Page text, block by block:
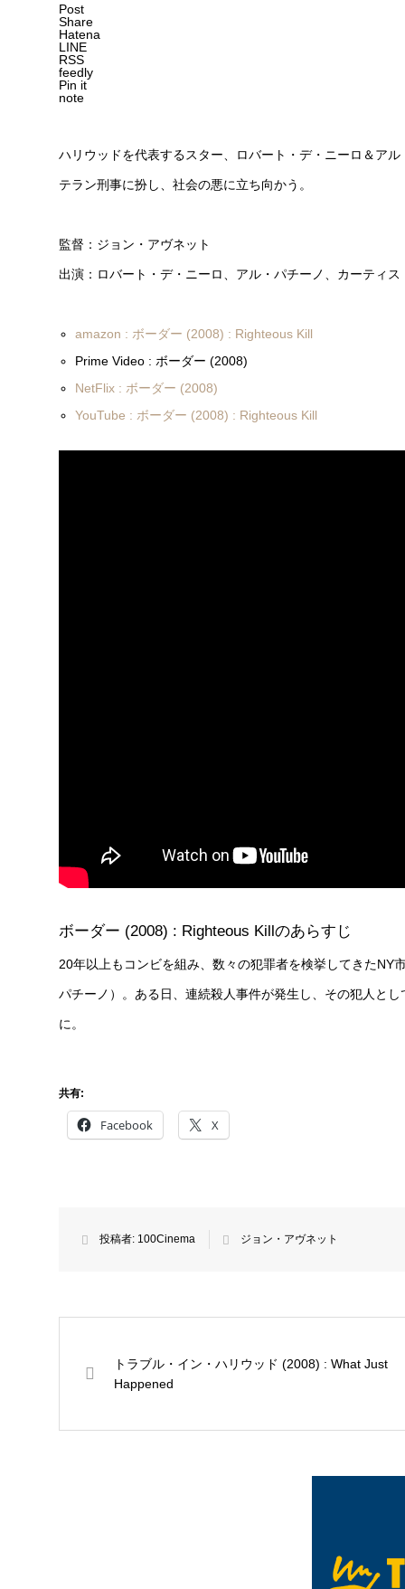
Post
Share
Hatena
LINE
RSS
feedly
Pin it
note
ハリウッドを代表するスター、ロバート・デ・ニーロ＆ア
テラン刑事に扮し、社会の悪に立ち向かう。
監督：ジョン・アヴネット
出演：ロバート・デ・ニーロ、アル・パチーノ、カーティス
amazon : ボーダー (2008) : Righteous Kill
Prime Video : ボーダー (2008)
NetFlix : ボーダー (2008)
YouTube : ボーダー (2008) : Righteous Kill
ボーダー (2008) : Righteous Killのあらすじ
20年以上もコンビを組み、数々の犯罪者を検挙してきた
パチーノ）。ある日、連続殺人事件が発生し、その犯人と
に。
共有:
Facebook X
投稿者: 100Cinema ジョン・アヴネット
トラブル・イン・ハリウッド (2008) : What Just
Happened